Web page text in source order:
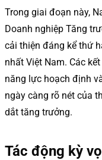
Trong giai đoạn này,
Doanh nghiệp Tăng
cải thiện đáng kể thứ
nhất Việt Nam. Các
năng lực hoạch định
ngày càng rõ nét của
dắt tăng trưởng.
Tác động kỳ